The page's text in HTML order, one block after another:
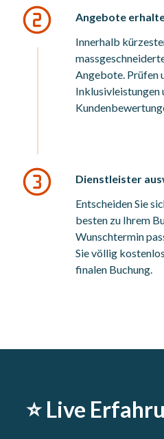
Angebote
Innerhalb
Angebote. Prüfen
Inklusivleistungen
Dienstleister
Entscheiden Sie
besten zu Ihrem
Wunschtermin
Sie völlig
finalen Buchung.
⭐️ Live